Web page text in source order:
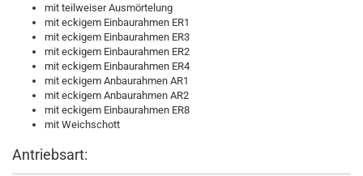
mit teilweiser Ausmörtelung
mit eckigem Einbaurahmen ER1
mit eckigem Einbaurahmen ER3
mit eckigem Einbaurahmen ER2
mit eckigem Einbaurahmen ER4
mit eckigem Anbaurahmen AR1
mit eckigem Anbaurahmen AR2
mit eckigem Einbaurahmen ER8
mit Weichschott
Antriebsart: